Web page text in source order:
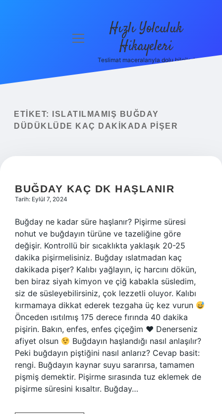
Yasal Uyarı
menüyü
Hızlı Yolculuk
Hikayeleri
Teslimat maceralarıyla dolu bilgiler!
ETIKET:
ISLATILMAMIŞ BUĞDAY
DÜDÜKLÜDE KAÇ DAKIKADA PIŞER
BUĞDAY KAÇ DK HAŞLANIR
Tarih: Eylül 7, 2024
Buğday ne kadar süre haşlanır? Pişirme süresi
nohut ve buğdayın türüne ve tazeliğine göre
değişir. Kontrollü bir sıcaklıkta yaklaşık 20-25
dakika pişirmelisiniz. Buğday ıslatmadan kaç
dakikada pişer? Kalıbı yağlayın, iç harcını dökün,
ben biraz siyah kimyon ve çiğ kabakla süsledim,
siz de süsleyebilirsiniz, çok lezzetli oluyor. Kalıbı
kırmamaya dikkat ederek tezgaha üç kez vurun
Önceden ısıtılmış 175 derece fırında 40 dakika
pişirin. Bakın, enfes, enfes çiçeğim ♥️ Denerseniz
afiyet olsun
Buğdayın haşlandığı nasıl anlaşılır?
Peki buğdayın piştiğini nasıl anlarız? Cevap basit:
rengi. Buğdayın kaynar suyu sararırsa, tamamen
pişmiş demektir. Pişirme sırasında tuz eklemek de
pişirme süresini kısaltır. Buğday…